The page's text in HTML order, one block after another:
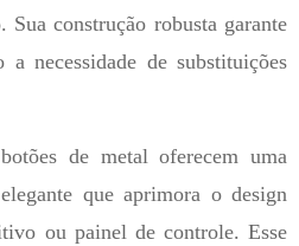
Sua construção robusta garante
necessidade de substituições
de metal oferecem uma
que aprimora o design
ou painel de controle. Esse